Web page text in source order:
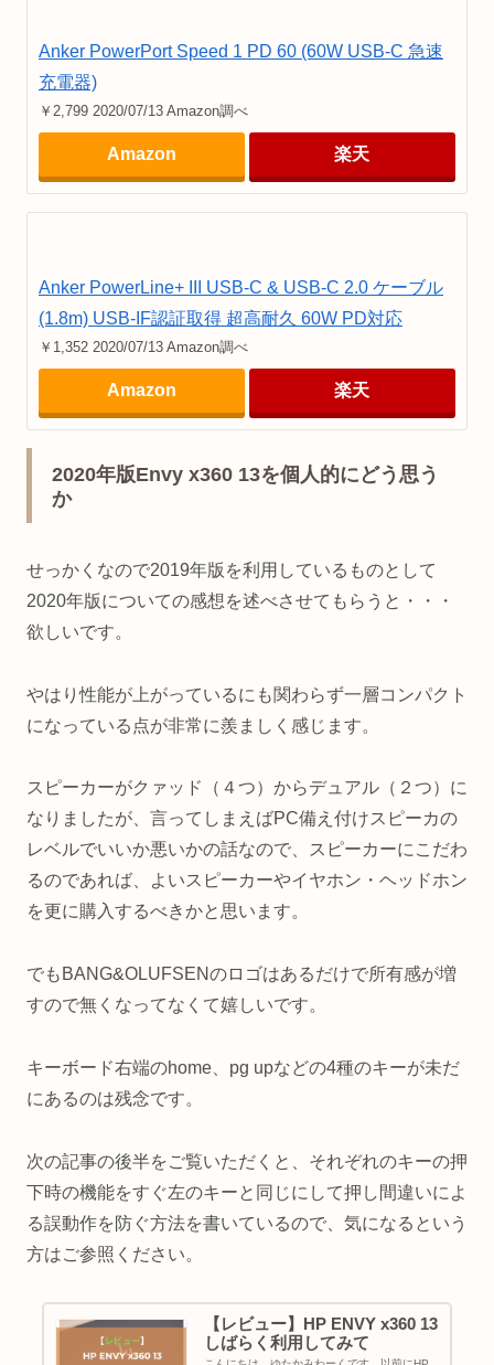
Anker PowerPort Speed 1 PD 60 (60W USB-C 急速
充電器)
￥2,799 2020/07/13 Amazon調べ
Amazon 楽天
Anker PowerLine+ III USB-C & USB-C 2.0 ケーブル
(1.8m) USB-IF認証取得 超高耐久 60W PD対応
￥1,352 2020/07/13 Amazon調べ
Amazon 楽天
2020年版Envy x360 13を個人的にどう思う
か
せっかくなので2019年版を利用しているものとして
2020年版についての感想を述べさせてもらうと・・・
欲しいです。
やはり性能が上がっているにも関わらず一層コンパクト
になっている点が非常に羨ましく感じます。
スピーカーがクァッド（４つ）からデュアル（２つ）に
なりましたが、言ってしまえばPC備え付けスピーカの
レベルでいいか悪いかの話なので、スピーカーにこだわ
るのであれば、よいスピーカーやイヤホン・ヘッドホン
を更に購入するべきかと思います。
でもBANG&OLUFSENのロゴはあるだけで所有感が増
すので無くなってなくて嬉しいです。
キーボード右端のhome、pg upなどの4種のキーが未だ
にあるのは残念です。
次の記事の後半をご覧いただくと、それぞれのキーの押
下時の機能をすぐ左のキーと同じにして押し間違いによ
る誤動作を防ぐ方法を書いているので、気になるという
方はご参照ください。
【レビュー】HP ENVY x360 13
しばらく利用してみて